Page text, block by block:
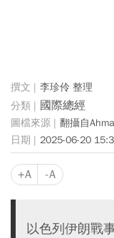
李珍伶 整理
國際總經
翻攝自
2025-06-20
+A -A
以色列伊朗戰